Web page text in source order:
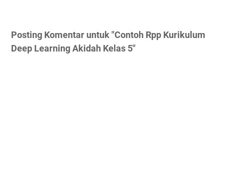
Posting Komentar untuk "Contoh Rpp Kurikulum
Deep Learning Akidah Kelas 5"